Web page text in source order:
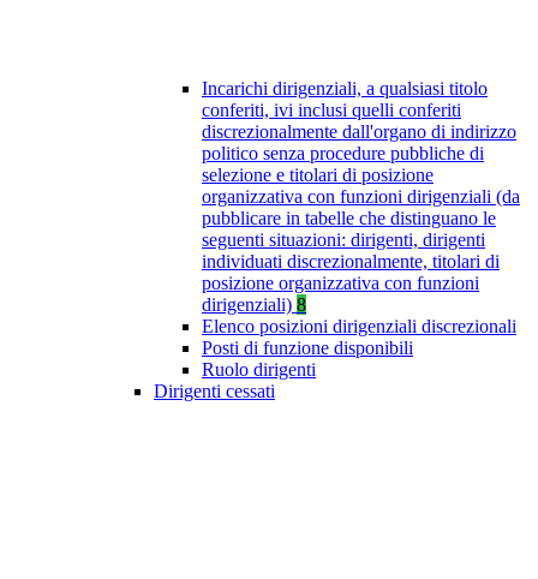
Incarichi dirigenziali, a qualsiasi titolo
conferiti, ivi inclusi quelli conferiti
discrezionalmente dall'organo di indirizzo
politico senza procedure pubbliche di
selezione e titolari di posizione
organizzativa con funzioni dirigenziali (da
pubblicare in tabelle che distinguano le
seguenti situazioni: dirigenti, dirigenti
individuati discrezionalmente, titolari di
posizione organizzativa con funzioni
dirigenziali) 8
Elenco posizioni dirigenziali discrezionali
Posti di funzione disponibili
Ruolo dirigenti
Dirigenti cessati